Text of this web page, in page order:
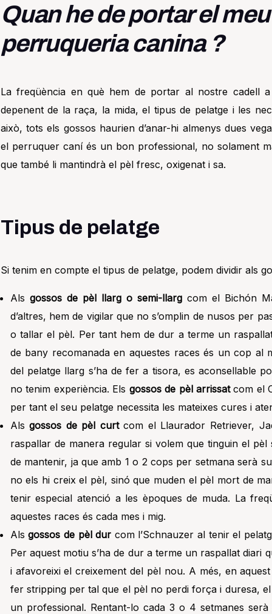
Quan he de portar el
perruqueria canina ?
La freqüència en què hem de portar al nostre cadell
depenent de la raça, la mida, el tipus de pelatge i les
això, tots els gossos haurien d’anar-hi almenys dues
el perruquer caní és un bon professional, no solament
que també li mantindrà el pèl fresc, oxigenat i sa.
Tipus de pelatge
Si tenim en compte el tipus de pelatge, podem dividir als
Als gossos de pèl llarg o semi-llarg com el Bichón
d’altres, hem de vigilar que no s’omplin de nusos per
o tallar el pèl. Per tant hem de dur a terme un
de bany recomanada en aquestes races és un cop al
del pelatge llarg s’ha de fer a tisora, es aconsellable
no tenim experiència. Els gossos de pèl arrissatcom el
per tant el seu pelatge necessita les mateixes cures i
Alsgossos de pèl curtcom el Llaurador Retriever,
raspallar de manera regular si volem que tinguin el pèl
de mantenir, ja que amb 1 o 2 cops per setmana serà
no els hi creix el pèl, sinó que muden el pèl mort de
tenir especial atenció a les èpoques de muda. La
aquestes races és cada mes i mig.
Alsgossos de pèl dur com l’Schnauzer al tenir el
Per aquest motiu s’ha de dur a terme un raspallat diari
i afavoreixi el creixement del pèl nou. A més, en
fer stripping per tal que el pèl no perdi força i duresa,
un professional. Rentant-lo cada 3 o 4 setmanes